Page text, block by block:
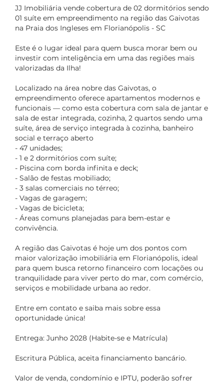
JJ Imobiliária vende cobertura de 02 dormitórios sendo
01 suíte em empreendimento na região das Gaivotas
na Praia dos Ingleses em Florianópolis - SC
Este é o lugar ideal para quem busca morar bem ou
investir com inteligência em uma das regiões mais
valorizadas da Ilha!
Localizado na área nobre das Gaivotas, o
empreendimento oferece apartamentos modernos e
funcionais — como esta cobertura com sala de jantar e
sala de estar integrada, cozinha, 2 quartos sendo uma
suíte, área de serviço integrada à cozinha, banheiro
social e terraço aberto
- 47 unidades;
- 1 e 2 dormitórios com suíte;
- Piscina com borda infinita e deck;
- Salão de festas mobiliado;
- 3 salas comerciais no térreo;
- Vagas de garagem;
- Vagas de bicicleta;
- Áreas comuns planejadas para bem-estar e
convivência.
A região das Gaivotas é hoje um dos pontos com
maior valorização imobiliária em Florianópolis, ideal
para quem busca retorno financeiro com locações ou
tranquilidade para viver perto do mar, com comércio,
serviços e mobilidade urbana ao redor.
Entre em contato e saiba mais sobre essa
oportunidade única!
Entrega: Junho 2028 (Habite-se e Matrícula)
Escritura Pública, aceita financiamento bancário.
Valor de venda, condomínio e IPTU, poderão sofrer